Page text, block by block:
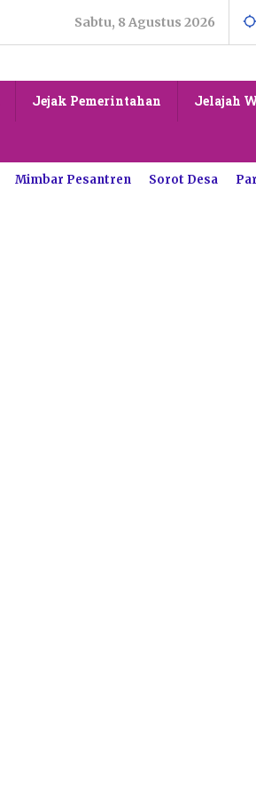
Sabtu, 8 Agustus 2026
Jejak Pemerintahan Jelajah
Mimbar Pesantren Sorot Desa